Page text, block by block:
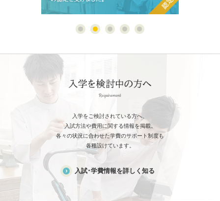
1 2 3 4 5
入学をご検討されている方へ、
入試方法や費用に関する情報を掲載。
各々の状況に合わせた学費のサポート制度も
各種設けています。
入試･学費情報を詳しく知る